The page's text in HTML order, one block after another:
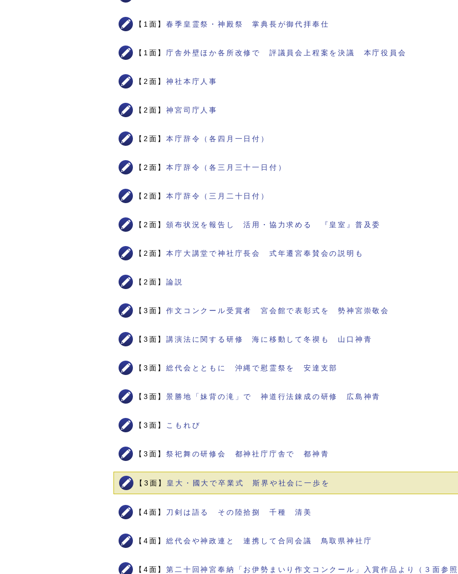
【1面】春季皇霊祭・神殿祭 掌典長が御代拝奉仕
【1面】 庁舎外壁ほか各所改修で 評議員会上程案を決議 本庁役員会
【2面】神社本庁人事
【2面】神宮司庁人事
【2面】本庁辞令（各四月一日付）
【2面】本庁辞令（各三月三十一日付）
【2面】本庁辞令（三月二十日付）
【2面】頒布状況を報告し 活用・協力求める 『皇室』普及委
【2面】本庁大講堂で神社庁長会 式年遷宮奉賛会の説明も
【2面】論説
【3面】作文コンクール受賞者 宮会館で表彰式を 勢神宮崇敬会
【3面】講演法に関する研修 海に移動して冬禊も 山口神青
【3面】総代会とともに 沖縄で慰霊祭を 安達支部
【3面】景勝地「妹背の滝」で 神道行法錬成の研修 広島神青
【3面】 こもれび
【3面】祭祀舞の研修会 都神社庁庁舎で 都神青
【3面】 皇大・國大で卒業式 斯界や社会に一歩を
【4面】 刀剣は語る その陸拾捌 千種 清美
【4面】総代会や神政連と 連携して合同会議 鳥取県神社庁
【4面】第二十回神宮奉納「お伊勢まいり作文コンクール」入賞作品より（３面参